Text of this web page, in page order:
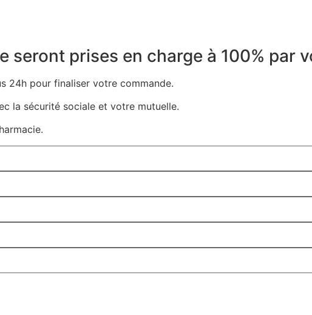
seront prises en charge à 100% par
24h pour finaliser votre commande.
la sécurité sociale et votre mutuelle.